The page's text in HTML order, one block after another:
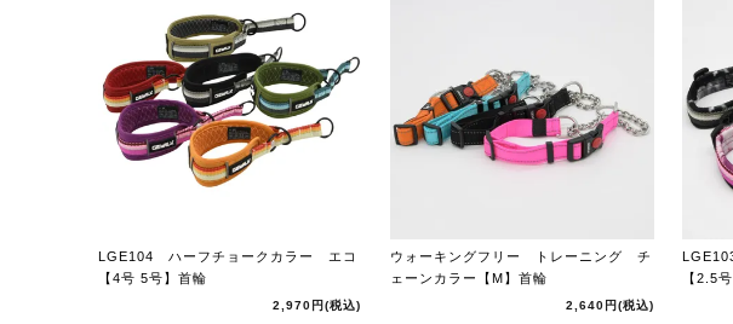
LGE104 ハーフチョークカラー エコ
【4号 5号】首輪
2,970円(税込)
ウォーキングフリー トレーニング チ
ェーンカラー【M】首輪
2,640円 (税込)
【2.5